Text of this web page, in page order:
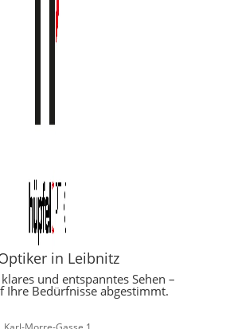
in Leibnitz
und entspanntes Sehen –
Ihre Bedürfnisse abgestimmt.